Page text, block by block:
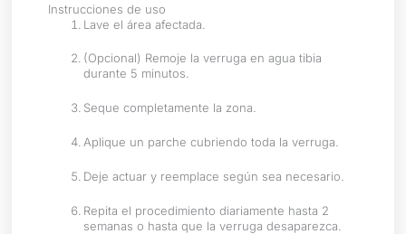
Instrucciones de uso
Lave el área afectada.
(Opcional) Remoje la verruga en agua tibia
durante 5 minutos.
Seque completamente la zona.
Aplique un parche cubriendo toda la verruga.
Deje actuar y reemplace según sea necesario.
Repita el procedimiento diariamente hasta 2
semanas o hasta que la verruga desaparezca.